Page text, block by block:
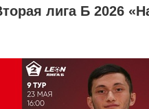
лига Б 2026